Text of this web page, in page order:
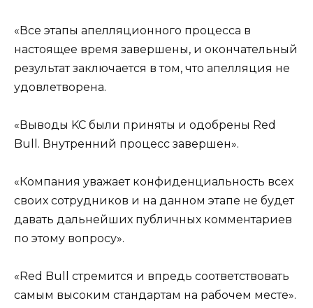
«Все этапы апелляционного процесса в
настоящее время завершены, и окончательный
результат заключается в том, что апелляция не
удовлетворена.
«Выводы KC были приняты и одобрены Red
Bull. Внутренний процесс завершен».
«Компания уважает конфиденциальность всех
своих сотрудников и на данном этапе не будет
давать дальнейших публичных комментариев
по этому вопросу».
«Red Bull стремится и впредь соответствовать
самым высоким стандартам на рабочем месте».